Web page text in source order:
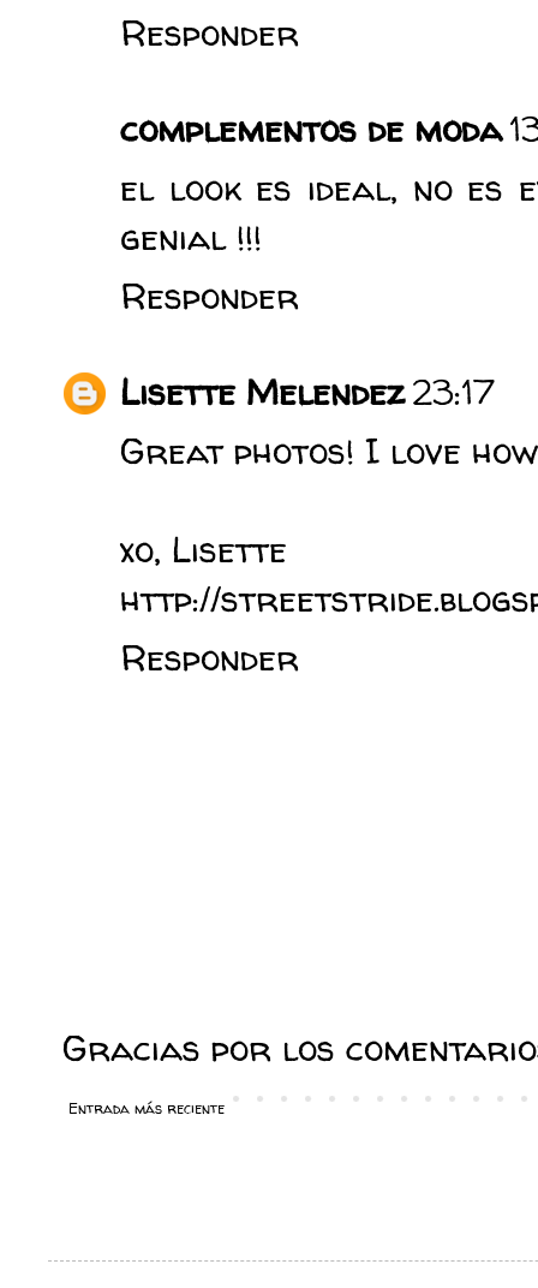
Responder
complementos de moda
el look es ideal, no es
genial !!!
Responder
Lisette Melendez23:17
Great photos! I love
xo, Lisette
http://
Responder
Gracias por los
Entrada más reciente